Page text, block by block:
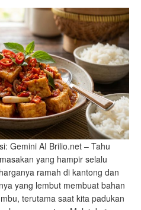
Gemini AI Brilio.net – Tahu
yang hampir selalu
ramah di kantong dan
yang lembut membuat bahan
terutama saat kita padukan